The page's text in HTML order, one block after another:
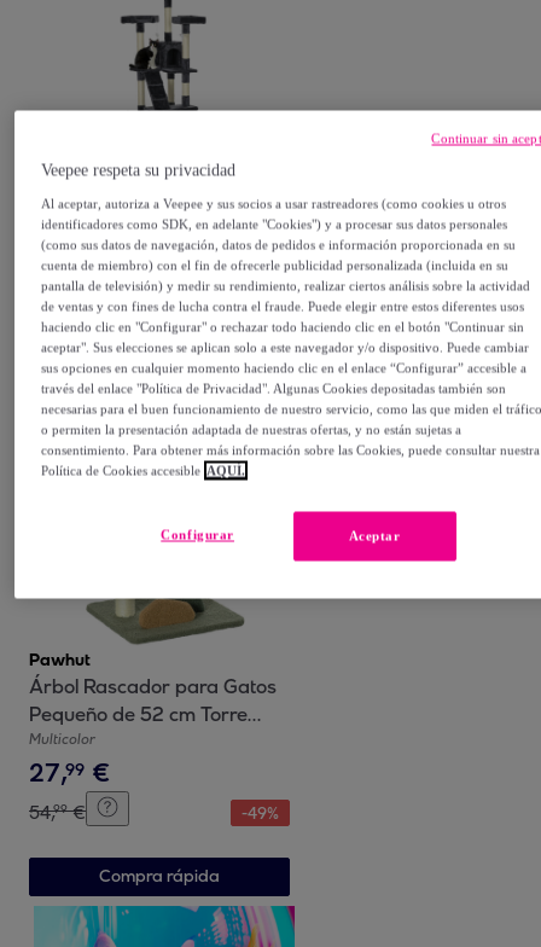
Árbol Rascador para Gatos
Grande 49x49x173 cm con
Múltiples Niveles con Cuevas
Escaleras Juguetes
Colgantes Camas Centro
Actividades Sisal Beige
Otro
59,99 €
115, 99 € -48%
Compra rápida
Pawhut
Árbol Rascador para Gatos
Pequeño de 52 cm Torre
para Gatos Centro de
Actividades para Gatitos con
Cama Poste de Sisal y Bola
Colgante 43x39x52 cm
Multicolor
Multicolor
27,99 €
54,99 € -49%
Compra rápida
Veepee respeta su privacidad
Al aceptar, autoriza a Veepee y sus socios a usar rastreadores (como cookies u otros
identificadores como SDK, en adelante "Cookies") y a procesar sus datos personales
(como sus datos de navegación, datos de pedidos e información proporcionada en su
cuenta de miembro) con el fin de ofrecerle publicidad personalizada (incluida en su
pantalla de televisión) y medir su rendimiento, realizar ciertos análisis sobre la actividad
de ventas y con fines de lucha contra el fraude. Puede elegir entre estos diferentes usos
haciendo clic en "Configurar" o rechazar todo haciendo clic en el botón "Continuar sin
aceptar". Sus elecciones se aplican solo a este navegador y/o dispositivo. Puede cambiar
sus opciones en cualquier momento haciendo clic en el enlace “Configurar” accesible a
través del enlace "Política de Privacidad". Algunas Cookies depositadas también son
necesarias para el buen funcionamiento de nuestro servicio, como las que miden el
o permiten la presentación adaptada de nuestras ofertas, y no están sujetas a
consentimiento. Para obtener más información sobre las Cookies, puede consultar nuestra
Política de Cookies accesible AQUÍ.
Aceptar
Configurar
Continuar sin